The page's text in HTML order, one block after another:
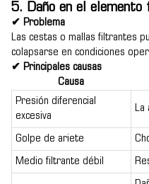
5. Daño en el
✔ Problema
Las cestas o mallas filtrantes
colapsarse en condiciones
✔ Principales causas
Causa
Presión diferencial
excesiva
La
Golpe de ariete
Medio filtrante débil